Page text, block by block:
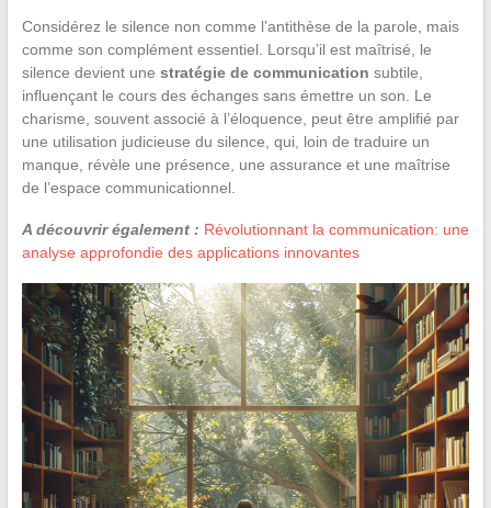
Considérez le silence non comme l’antithèse de la parole, mais
comme son complément essentiel. Lorsqu’il est maîtrisé, le
silence devient une stratégie de communication subtile,
influençant le cours des échanges sans émettre un son. Le
charisme, souvent associé à l’éloquence, peut être amplifié par
une utilisation judicieuse du silence, qui, loin de traduire un
manque, révèle une présence, une assurance et une maîtrise
de l’espace communicationnel.
A découvrir également : Révolutionnant la communication: une
analyse approfondie des applications innovantes